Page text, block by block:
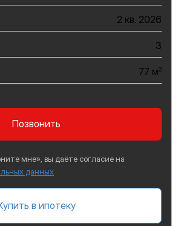
2 кв. 2026
3
77 м2
Позвонить
мне», вы даёте согласие на
данных
в ипотеку